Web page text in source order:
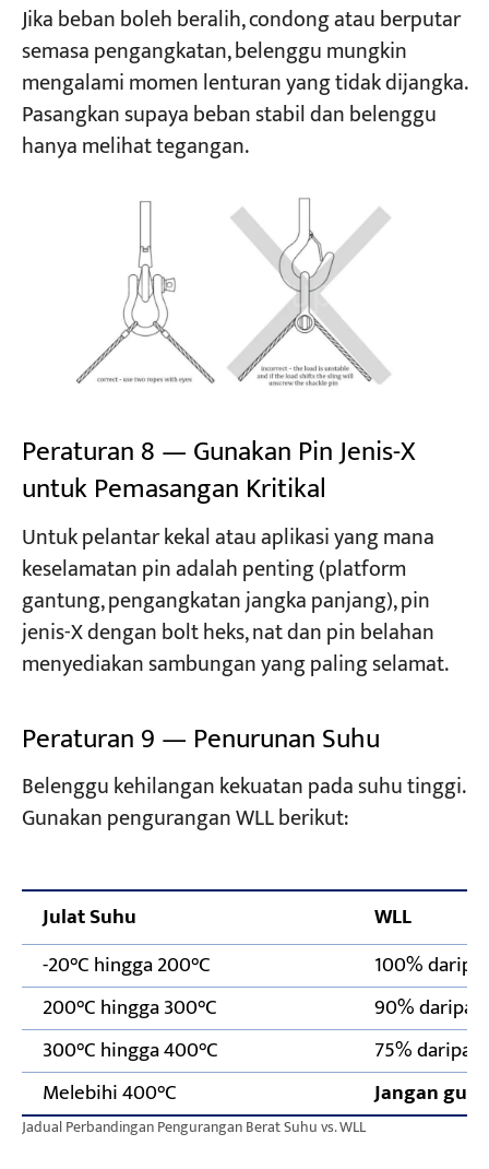
Jika beban boleh beralih, condong atau berputar
semasa pengangkatan, belenggu mungkin
mengalami momen lenturan yang tidak dijangka.
Pasangkan supaya beban stabil dan belenggu
hanya melihat tegangan.
Peraturan 8 — Gunakan Pin Jenis-X
untuk Pemasangan Kritikal
Untuk pelantar kekal atau aplikasi yang mana
keselamatan pin adalah penting (platform
gantung, pengangkatan jangka panjang), pin
jenis-X dengan bolt heks, nat dan pin belahan
menyediakan sambungan yang paling selamat.
Peraturan 9 — Penurunan Suhu
Belenggu kehilangan kekuatan pada suhu tinggi.
Gunakan pengurangan WLL berikut:
Julat Suhu
WLL
-20°C hingga 200°C
100%
200°C hingga 300°C
90%
300°C hingga 400°C
75%
Melebihi 400°C
Jangan
Jadual Perbandingan Pengurangan Berat Suhu vs. WLL